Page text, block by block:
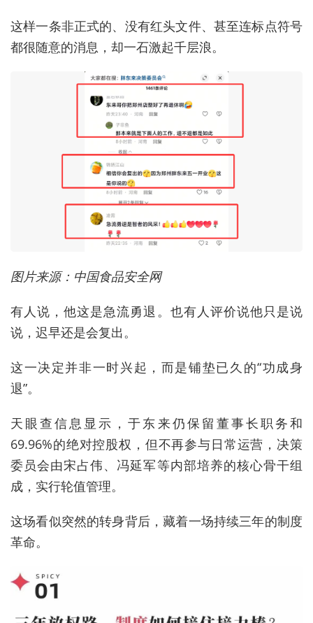
这样一条非正式的、没有红头文件、甚至连标点符号
都很随意的消息，却一石激起千层浪。
图片来源：中国食品安全网
有人说，他这是急流勇退。也有人评价说他只是说
说，迟早还是会复出。
这一决定并非一时兴起，而是铺垫已久的“功成身
退”。
天眼查信息显示，于东来仍保留董事长职务和
69.96%的绝对控股权，但不再参与日常运营，决策
委员会由宋占伟、冯延军等内部培养的核心骨干组
成，实行轮值管理。
这场看似突然的转身背后，藏着一场持续三年的制度
革命。